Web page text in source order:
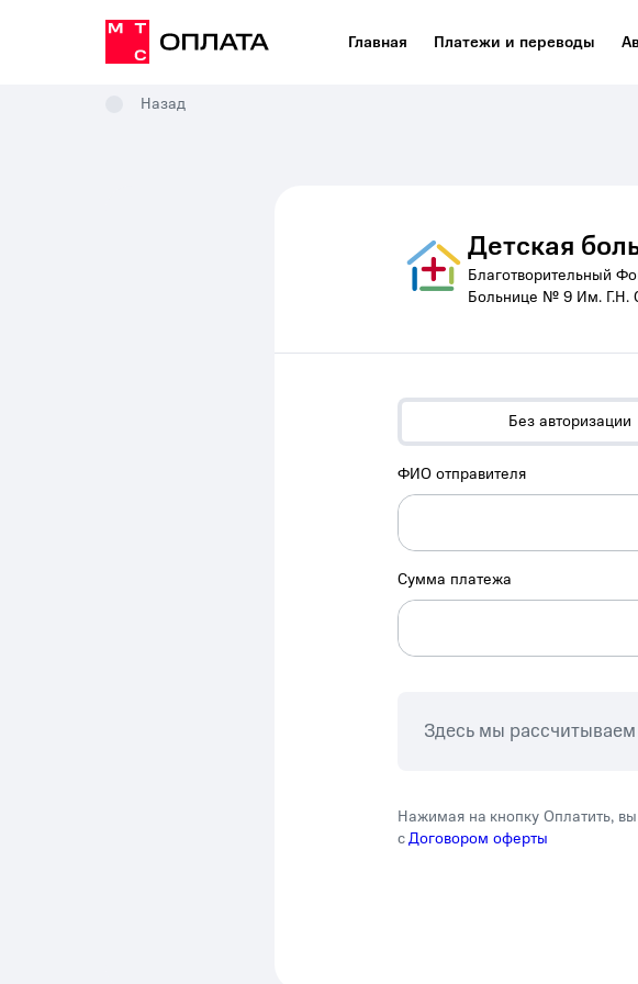
Главная Платежи и переводы
Назад
Детская
Благотворительный
Больнице № 9 Им. Г.Н.
Без авторизации
ФИО отправителя
Сумма платежа
Здесь мы
Нажимая на кнопку Оплатить,
сДоговором оферты